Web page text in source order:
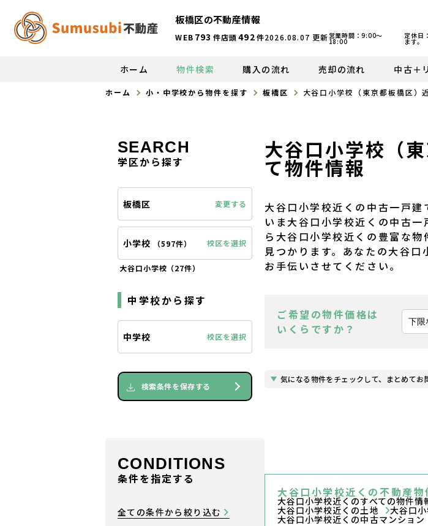
板橋区の不動産情報
WEB 793 件店頭492件2026.08.07 更新 営業時間：9:00〜
18:00
定休日
ます。
ホーム 物件検索 購入の流れ 売却の流れ 中古＋
ホーム 小・中学校から物件を探す 板橋区 大谷口小学校（東京都板橋区）
大谷口小学校（
て物件情報
大谷口小学校近くの中古一戸
いま大谷口小学校近くの中古
ら大谷口小学校近くの豊富な
見つかります。あなたの大谷
お手伝いさせてください。
ご希望の物件価格は
いくらですか？
気になる物件をチェックして、まとめてお
大谷口小学校近くの不動産
大谷口小学校近くのすべての物件情
大谷口小学校近くの土地 大谷口
大谷口小学校近くの中古マンション
SEARCH
学区から探す
板橋区 変更する
小学校 （597件） 校区を選択
大谷口小学校（27件）
中学校から探す
中学校 校区を選択
検索条件を保存する
CONDITIONS
条件を指定する
全ての条件から絞り込む